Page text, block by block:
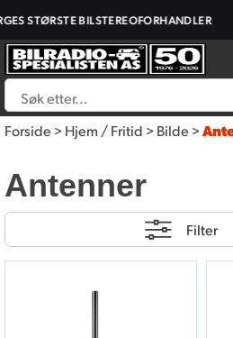
STØRSTE BILSTEREOFORHANDLER
Forside>Hjem / Fritid>Bilde>
Antenner
Filter